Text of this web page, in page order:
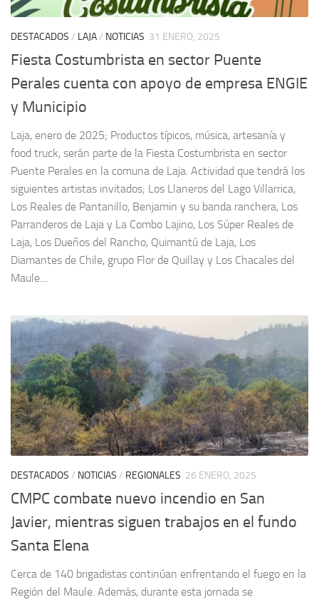
DESTACADOS / LAJA/ NOTICIAS 31 ENERO, 2025
Fiesta Costumbrista en sector Puente
Perales cuenta con apoyo de empresa ENGIE
y Municipio
Laja, enero de 2025; Productos típicos, música, artesanía y
food truck, serán parte de la Fiesta Costumbrista en sector
Puente Perales en la comuna de Laja. Actividad que tendrá los
siguientes artistas invitados; Los Llaneros del Lago Villarrica,
Los Reales de Pantanillo, Benjamin y su banda ranchera, Los
Parranderos de Laja y La Combo Lajino, Los Súper Reales de
Laja, Los Dueños del Rancho, Quimantú de Laja, Los
Diamantes de Chile, grupo Flor de Quillay y Los Chacales del
Maule....
DESTACADOS / NOTICIAS / REGIONALES 26 ENERO, 2025
CMPC combate nuevo incendio en San
Javier, mientras siguen trabajos en el fundo
Santa Elena
Cerca de 140 brigadistas continúan enfrentando el fuego en la
Región del Maule. Además, durante esta jornada se